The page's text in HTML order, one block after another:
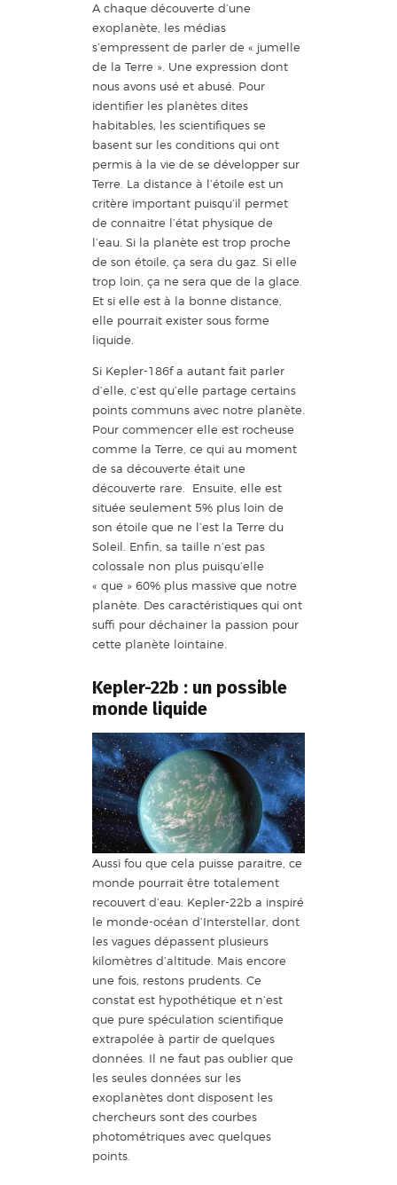
A chaque découverte d’une
exoplanète, les médias
s’empressent de parler de « jumelle
de la Terre ». Une expression dont
nous avons usé et abusé. Pour
identifier les planètes dites
habitables, les scientifiques se
basent sur les conditions qui ont
permis à la vie de se développer sur
Terre. La distance à l’étoile est un
critère important puisqu’il permet
de connaitre l’état physique de
l’eau. Si la planète est trop proche
de son étoile, ça sera du gaz. Si elle
trop loin, ça ne sera que de la glace.
Et si elle est à la bonne distance,
elle pourrait exister sous forme
liquide.
Si Kepler-186f a autant fait parler
d’elle, c’est qu’elle partage certains
points communs avec notre planète.
Pour commencer elle est rocheuse
comme la Terre, ce qui au moment
de sa découverte était une
découverte rare. Ensuite, elle est
située seulement 5% plus loin de
son étoile que ne l’est la Terre du
Soleil. Enfin, sa taille n’est pas
colossale non plus puisqu’elle
« que » 60% plus massive que notre
planète. Des caractéristiques qui ont
suffi pour déchainer la passion pour
cette planète lointaine.
Kepler-22b : un possible
monde liquide
Aussi fou que cela puisse paraitre, ce
monde pourrait être totalement
recouvert d’eau. Kepler-22b a inspiré
le monde-océan d’Interstellar, dont
les vagues dépassent plusieurs
kilomètres d’altitude. Mais encore
une fois, restons prudents. Ce
constat est hypothétique et n’est
que pure spéculation scientifique
extrapolée à partir de quelques
données. Il ne faut pas oublier que
les seules données sur les
exoplanètes dont disposent les
chercheurs sont des courbes
photométriques avec quelques
points.